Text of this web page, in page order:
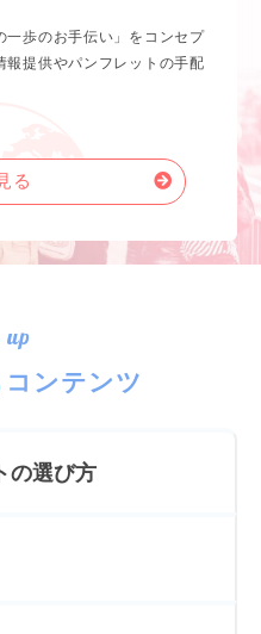
一歩のお手伝い」をコンセプ
報提供やパンフレットの手配
る
ンテンツ
の選び方